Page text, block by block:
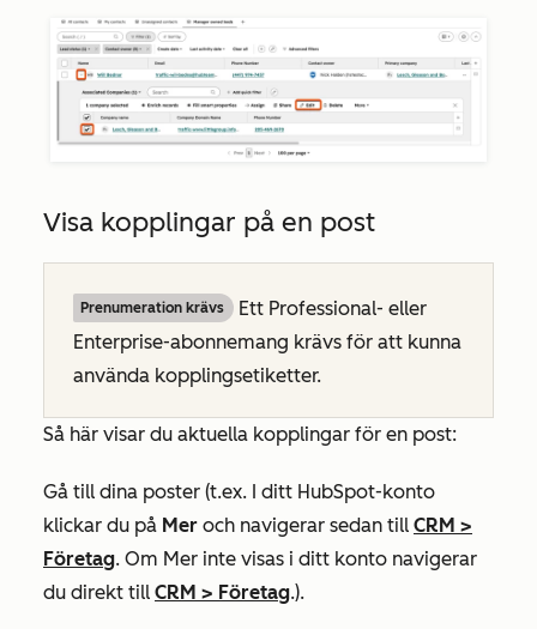
Visa kopplingar på en post
Prenumeration krävs Ett Professional- eller
Enterprise-abonnemang krävs för att kunna
använda kopplingsetiketter.
Så här visar du aktuella kopplingar för en post:
Gå till dina poster (t.ex. I ditt HubSpot-konto
klickar du på Mer och navigerar sedan till CRM >
Företag. Om Mer inte visas i ditt konto navigerar
du direkt till CRM > Företag.).